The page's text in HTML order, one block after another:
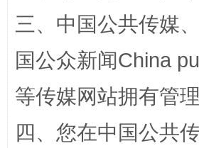
招工难、用工荒背后
三、中国公共传媒
国公众新闻China
等传媒网站拥有管
四、您在中国公共